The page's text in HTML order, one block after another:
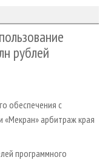
рублей
обеспечения с
«Мекран» арбитраж края
программного